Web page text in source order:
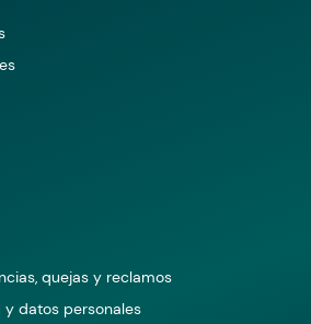
quejas y reclamos
datos personales